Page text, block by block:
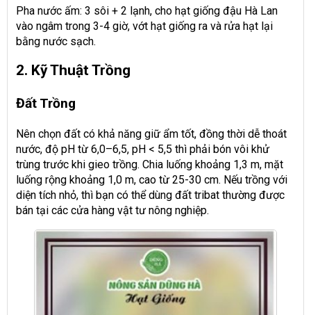
Pha nước ấm: 3 sôi + 2 lạnh, cho hạt giống đậu Hà Lan
vào ngâm trong 3-4 giờ, vớt hạt giống ra và rửa hạt lại
bằng nước sạch.
2. Kỹ Thuật Trồng
Đất Trồng
Nên chọn đất có khả năng giữ ẩm tốt, đồng thời dễ thoát
nước, độ pH từ 6,0–6,5, pH < 5,5 thì phải bón vôi khử
trùng trước khi gieo trồng. Chia luống khoảng 1,3 m, mặt
luống rộng khoảng 1,0 m, cao từ 25-30 cm. Nếu trồng với
diện tích nhỏ, thì bạn có thể dùng đất tribat thường được
bán tại các cửa hàng vật tư nông nghiệp.